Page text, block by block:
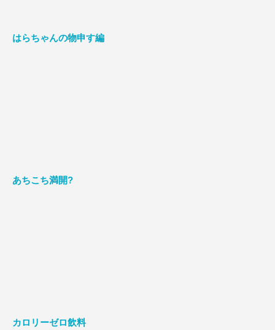
はらちゃんの物申す編
あちこち満開?
カロリーゼロ飲料